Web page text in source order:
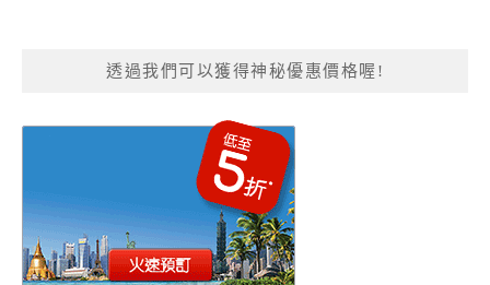
透過我們可以獲得神秘優惠價格喔!